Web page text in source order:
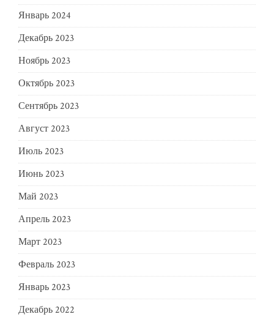
Январь 2024
Декабрь 2023
Ноябрь 2023
Октябрь 2023
Сентябрь 2023
Август 2023
Июль 2023
Июнь 2023
Май 2023
Апрель 2023
Март 2023
Февраль 2023
Январь 2023
Декабрь 2022